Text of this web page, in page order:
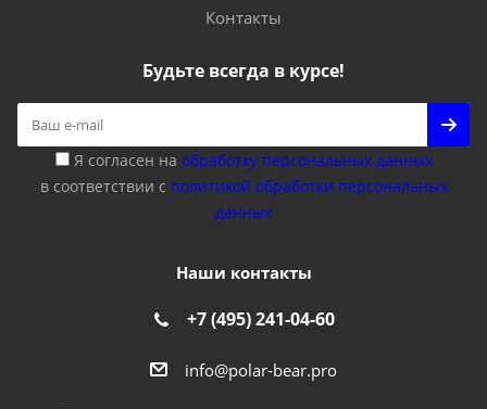
Контакты
Будьте всегда в курсе!
Я согласен на обработку персональных данных
в соответствии с политикой обработки персональных
данных
Наши контакты
+7 (495) 241-04-60
info@polar-bear.pro